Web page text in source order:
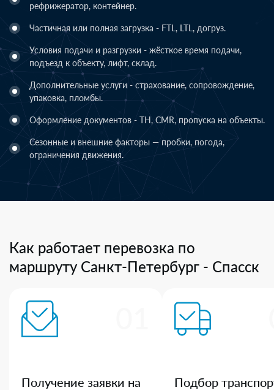
рефрижератор, контейнер.
Частичная или полная загрузка - FTL, LTL, догруз.
Условия подачи и разгрузки - жёсткое время подачи,
подъезд к объекту, лифт, склад.
Дополнительные услуги - страхование, сопровождение,
упаковка, пломбы.
Оформление документов - ТН, CMR, пропуска на объекты.
Сезонные и внешние факторы — пробки, погода,
ограничения движения.
Как работает перевозка по
маршруту Санкт-Петербург - Спасск
Получение заявки на
Подбор